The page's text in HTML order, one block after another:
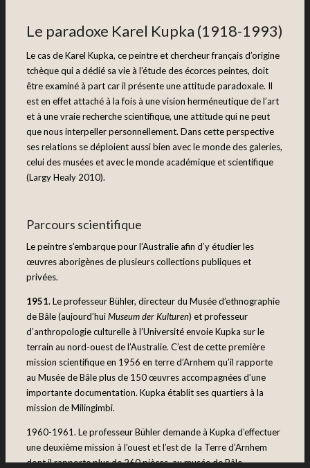
Le paradoxe Karel Kupka (1918-1993)
Le cas de Karel Kupka, ce peintre et chercheur français d’origine
tchèque qui a dédié sa vie à l’étude des écorces peintes, doit
être examiné à part car il présente une attitude paradoxale. Il
est en effet attaché à la fois à une vision herméneutique de l’art
et à une vraie recherche scientifique, une attitude qui ne peut
que nous interpeller personnellement. Dans cette perspective
ses relations se déploient aussi bien avec le monde des galeries,
celui des musées et avec le monde académique et scientifique
(Largy Healy 2010).
Parcours scientifique
Le peintre s’embarque pour l’Australie afin d’y étudier les
œuvres aborigènes de plusieurs collections publiques et
privées.
1951. Le professeur Bühler, directeur du Musée d’ethnographie
de Bâle (aujourd’huiMuseum der Kulturen) et professeur
d’anthropologie culturelle à l’Université envoie Kupka sur le
terrain au nord-ouest de l’Australie. C’est de cette première
mission scientifique en 1956 en terre d’Arnhem qu’il rapporte
au Musée de Bâle plus de 150 œuvres accompagnées d’une
importante documentation. Kupka établit ses quartiers à la
mission de Milingimbi.
1960-1961. Le professeur Bühler demande à Kupka d’effectuer
une deuxième mission à l’ouest et l’est de la Terre d’Arnhem
dont il rapporte plus de 260 pièces au musée de Bâle.